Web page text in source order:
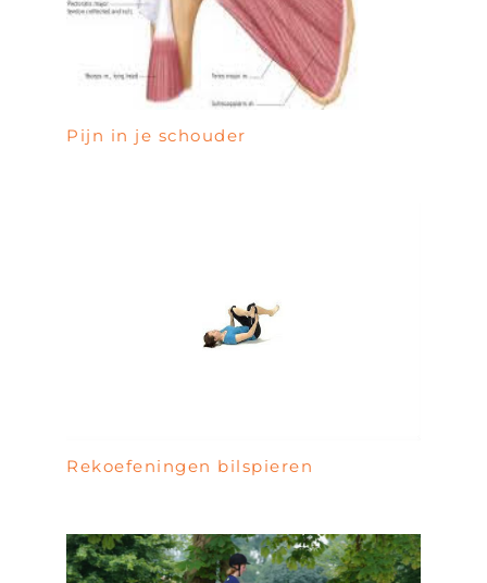
Pijn in je schouder
Rekoefeningen bilspieren